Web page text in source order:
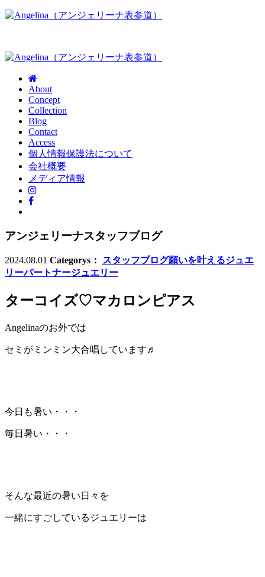
About
Concept
Collection
Blog
Contact
Access
個人情報保護法について
会社概要
メディア情報
アンジェリーナスタッフブログ
2024.08.01 Categorys： スタッフブログ願いを叶えるジュエ
リーパートナージュエリー
ターコイズ♡マカロンピアス
Angelinaのお外では
セミがミンミン大合唱しています♬
今日も暑い・・・
毎日暑い・・・
そんな最近の暑い日々を
一緒にすごしているジュエリーは